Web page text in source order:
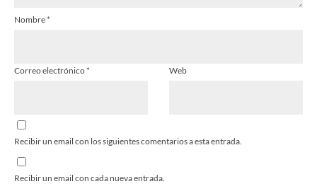
Nombre*
Correo electrónico* Web
Recibir un email con los siguientes comentarios a esta entrada.
Recibir un email con cada nueva entrada.